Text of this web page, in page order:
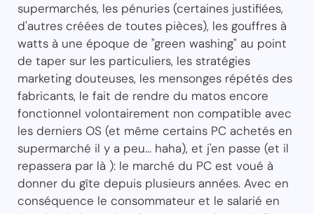
supermarchés, les pénuries (certaines justifiées,
d'autres créées de toutes pièces), les gouffres à
watts à une époque de "green washing" au point
de taper sur les particuliers, les stratégies
marketing douteuses, les mensonges répétés des
fabricants, le fait de rendre du matos encore
fonctionnel volontairement non compatible avec
les derniers OS (et même certains PC achetés en
supermarché il y a peu... haha), et j'en passe (et il
repassera par là ): le marché du PC est voué à
donner du gîte depuis plusieurs années. Avec en
conséquence le consommateur et le salarié en